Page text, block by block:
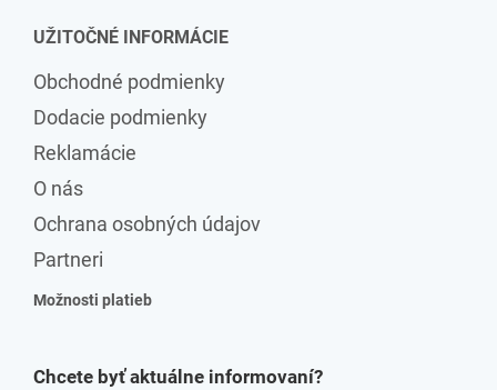
UŽITOČNÉ INFORMÁCIE
Obchodné podmienky
Dodacie podmienky
Reklamácie
O nás
Ochrana osobných údajov
Partneri
Možnosti platieb
Chcete byť aktuálne informovaní?